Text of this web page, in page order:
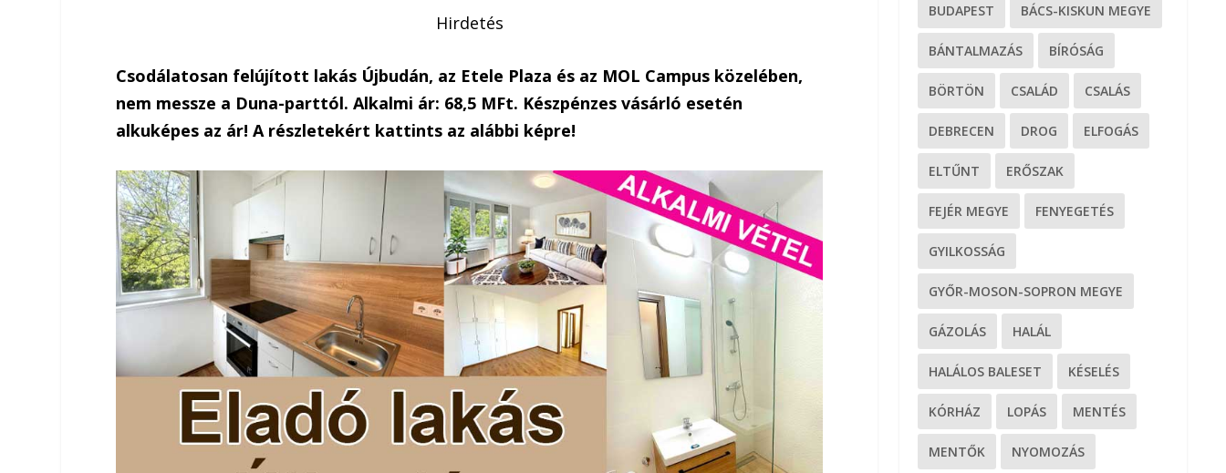
Hirdetés
Csodálatosan felújított lakás Újbudán, az Etele Plaza és az MOL Campus közelében,
nem messze a Duna-parttól. Alkalmi ár: 68,5 MFt. Készpénzes vásárló esetén
alkuképes az ár! A részletekért kattints az alábbi képre!
BUDAPEST BÁCS-KISKUN MEGYE
BÁNTALMAZÁS BÍRÓSÁG
BÖRTÖN CSALÁD CSALÁS
DEBRECEN DROG ELFOGÁS
ELTŰNT ERŐSZAK
FEJÉR MEGYE FENYEGETÉS
GYILKOSSÁG
GYŐR-MOSON-SOPRON MEGYE
GÁZOLÁS HALÁL
HALÁLOS BALESET KÉSELÉS
KÓRHÁZ LOPÁS MENTÉS
MENTŐK NYOMOZÁS